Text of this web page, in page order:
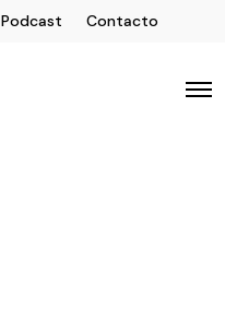
Podcast Contacto